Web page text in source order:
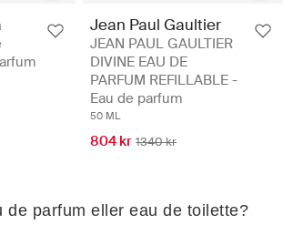
Jean Paul Gaultier
JEAN PAUL GAULTIER
DIVINE EAU DE
PARFUM REFILLABLE -
Eau de parfum
50 ML
804 kr 1340 kr
de parfum eller eau de toilette?